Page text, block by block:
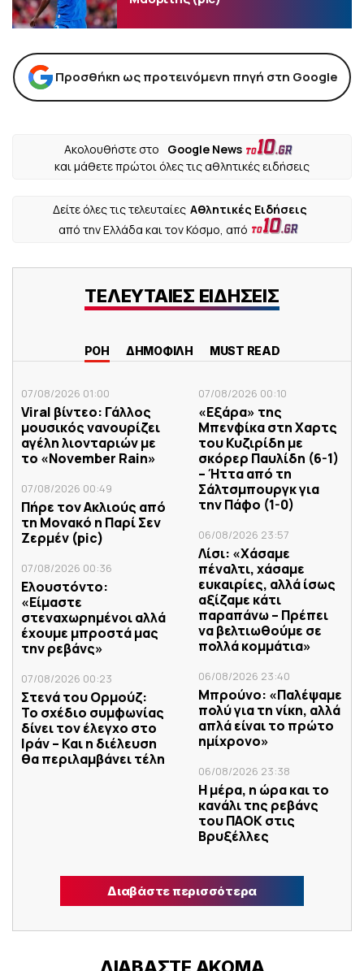
Προσθήκη ως προτεινόμενη πηγή στη Google
Ακολουθήστε στο
Google News
και μάθετε πρώτοι όλες τις αθλητικές ειδήσεις
Δείτε όλες τις τελευταίες Αθλητικές Ειδήσεις
από την Ελλάδα και τον Κόσμο, από
ΤΕΛΕΥΤΑΙΕΣ ΕΙΔΗΣΕΙΣ
ΡΟΗ ΔΗΜΟΦΙΛΗ MUST READ
07/08/2026 01:00
Viral βίντεο: Γάλλος
μουσικός νανουρίζει
αγέλη λιονταριών με
το «November Rain»
07/08/2026 00:49
Πήρε τον Ακλιούς από
τη Μονακό η Παρί Σεν
Ζερμέν (pic)
07/08/2026 00:36
Ελουστόντο:
«Είμαστε
στεναχωρημένοι αλλά
έχουμε μπροστά μας
την ρεβάνς»
07/08/2026 00:23
Στενά του Ορμούζ:
Το σχέδιο συμφωνίας
δίνει τον έλεγχο στο
Ιράν – Και η διέλευση
θα περιλαμβάνει τέλη
07/08/2026 00:10
«Εξάρα» της
Μπενφίκα στη Χαρτς
του Κυζιρίδη με
σκόρερ Παυλίδη (6-1)
– Ήττα από τη
Σάλτσμπουργκ για
την Πάφο (1-0)
06/08/2026 23:57
Λίσι: «Χάσαμε
πέναλτι, χάσαμε
ευκαιρίες, αλλά ίσως
αξίζαμε κάτι
παραπάνω – Πρέπει
να βελτιωθούμε σε
πολλά κομμάτια»
06/08/2026 23:40
Μπρούνο: «Παλέψαμε
πολύ για τη νίκη, αλλά
απλά είναι το πρώτο
ημίχρονο»
06/08/2026 23:38
Η μέρα, η ώρα και το
κανάλι της ρεβάνς
του ΠΑΟΚ στις
Βρυξέλλες
Διαβάστε περισσότερα